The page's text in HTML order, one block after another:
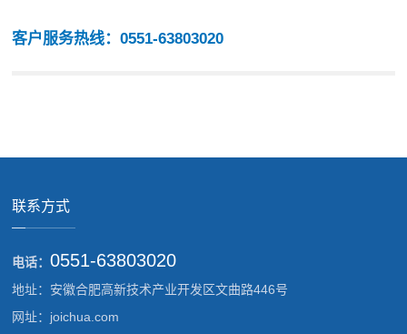
客户服务热线：0551-63803020
联系方式
电话：0551-63803020
地址：安徽合肥高新技术产业开发区文曲路446号
网址：joichua.com